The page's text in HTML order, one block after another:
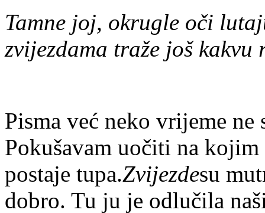
Tamne joj, okrugle oči
zvijezdama traže još kakvu
Pisma već neko vrijeme ne
Pokušavam uočiti na
postaje tupa.​Zvijezde​su
dobro. Tu ju je odlučila